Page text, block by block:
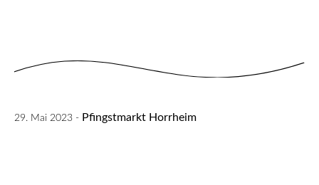
29. Mai 2023 - Pfingstmarkt Horrheim